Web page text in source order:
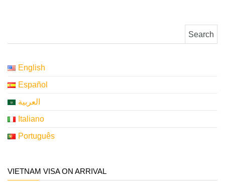
English
Español
العربية
Italiano
Português
VIETNAM VISA ON ARRIVAL